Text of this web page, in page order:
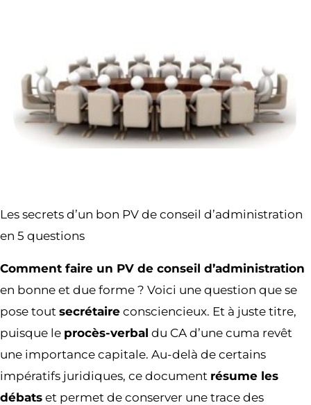
Les secrets d’un bon PV de conseil d’administration
en 5 questions
Comment faire un PV de conseil d’administration
en bonne et due forme ? Voici une question que se
pose tout secrétaire consciencieux. Et à juste titre,
puisque le procès-verbal du CA d’une cuma revêt
une importance capitale. Au-delà de certains
impératifs juridiques, ce document résume les
débats et permet de conserver une trace des